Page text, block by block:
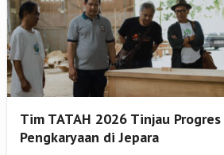
Tim TATAH 2026 Tinjau Progres
Pengkaryaan di Jepara